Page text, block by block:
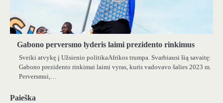
Gabono perversmo lyderis laimi prezidento rinkimus
Sveiki atvykę į Užsienio politikaAfrikos trumpa. Svarbiausi šią savaitę:
Gabono prezidento rinkimai laimi vyras, kuris vadovavo šalies 2023 m.
Perversmui,…
Paieška